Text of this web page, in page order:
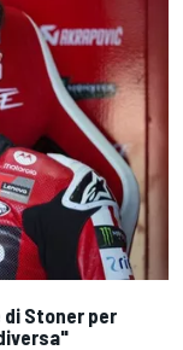
di Stoner per